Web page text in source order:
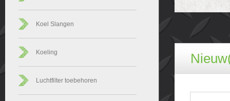
Koel Slangen
Koeling
Luchtfilter toebehoren